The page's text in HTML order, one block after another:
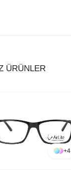
ÜRÜNLER
+4